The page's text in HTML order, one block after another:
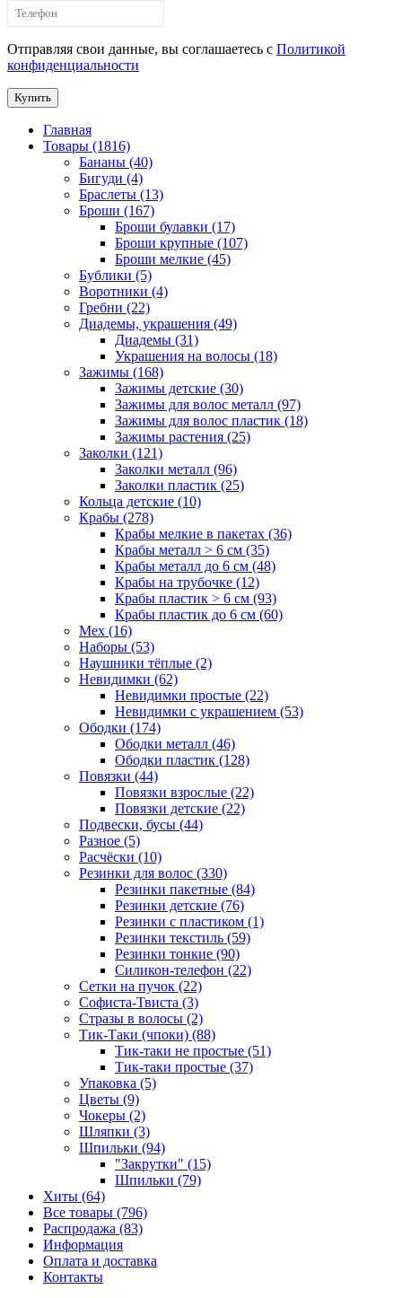
Отправляя свои данные, вы соглашаетесь с Политикой
конфиденциальности
Купить
Главная
Товары (1816)
Бананы (40)
Бигуди (4)
Браслеты (13)
Броши (167)
Броши булавки (17)
Броши крупные (107)
Броши мелкие (45)
Бублики (5)
Воротники (4)
Гребни (22)
Диадемы, украшения (49)
Диадемы (31)
Украшения на волосы (18)
Зажимы (168)
Зажимы детские (30)
Зажимы для волос металл (97)
Зажимы для волос пластик (18)
Зажимы растения (25)
Заколки (121)
Заколки металл (96)
Заколки пластик (25)
Кольца детские (10)
Крабы (278)
Крабы мелкие в пакетах (36)
Крабы металл > 6 см (35)
Крабы металл до 6 см (48)
Крабы на трубочке (12)
Крабы пластик > 6 см (93)
Крабы пластик до 6 см (60)
Мех (16)
Наборы (53)
Наушники тёплые (2)
Невидимки (62)
Невидимки простые (22)
Невидимки с украшением (53)
Ободки (174)
Ободки металл (46)
Ободки пластик (128)
Повязки (44)
Повязки взрослые (22)
Повязки детские (22)
Подвески, бусы (44)
Разное (5)
Расчёски (10)
Резинки для волос (330)
Резинки пакетные (84)
Резинки детские (76)
Резинки с пластиком (1)
Резинки текстиль (59)
Резинки тонкие (90)
Силикон-телефон (22)
Сетки на пучок (22)
Софиста-Твиста (3)
Стразы в волосы (2)
Тик-Таки (чпоки) (88)
Тик-таки не простые (51)
Тик-таки простые (37)
Упаковка (5)
Цветы (9)
Чокеры (2)
Шляпки (3)
Шпильки (94)
"Закрутки" (15)
Шпильки (79)
Хиты (64)
Все товары (796)
Распродажа (83)
Информация
Оплата и доставка
Контакты